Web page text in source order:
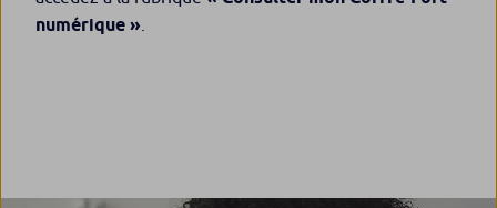
numérique »